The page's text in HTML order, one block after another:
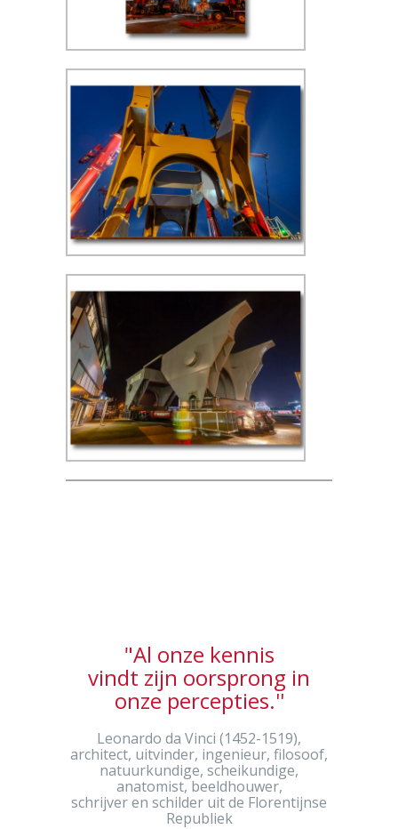
"Al onze kennis
vindt zijn oorsprong in
onze percepties.''
Leonardo da Vinci (1452-1519),
architect, uitvinder, ingenieur, filosoof,
natuurkundige, scheikundige,
anatomist, beeldhouwer,
schrijver en schilder uit de Florentijnse
Republiek